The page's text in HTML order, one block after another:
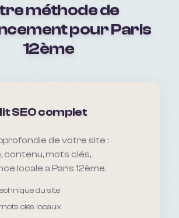
méthode de
pourParis
12ème
SEO complet
de votre site :
contenu, mots clés,
locale a Paris 12ème.
du site
clés locaux